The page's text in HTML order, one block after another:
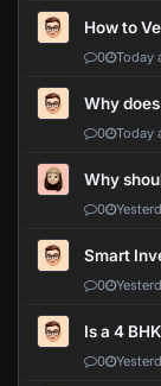
How to
0 Today
Why
0 Today
Why
0
Smart
0
Is a 4
0